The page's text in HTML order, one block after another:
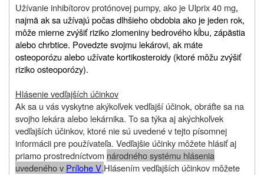
Užívanie inhibítorov protónovej pumpy, ako je Ulprix 40 mg,
najmä ak sa užívajú počas dlhšieho obdobia ako je jeden rok,
môže mierne zvýšiť riziko zlomeniny bedrového kĺbu, zápästia
alebo chrbtice. Povedzte svojmu lekárovi, ak máte
osteoporózu alebo užívate kortikosteroidy (ktoré môžu zvýšiť
riziko osteoporózy).
Hlásenie vedľajších účinkov
Ak sa u vás vyskytne akýkoľvek vedľajší účinok, obráťte sa na
svojho lekára alebo lekárnika. To sa týka aj akýchkoľvek
vedľajších účinkov, ktoré nie sú uvedené v tejto písomnej
informácii pre používateľa. Vedľajšie účinky môžete hlásiť aj
priamo prostredníctvom národného systému hlásenia
uvedeného v Prílohe V.Hlásením vedľajších účinkov môžete